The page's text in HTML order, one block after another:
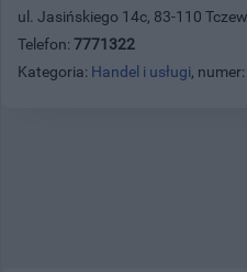
ul. Jasińskiego 14c, 83-110 Tczew
Telefon: 7771322
Kategoria: Handel i usługi,